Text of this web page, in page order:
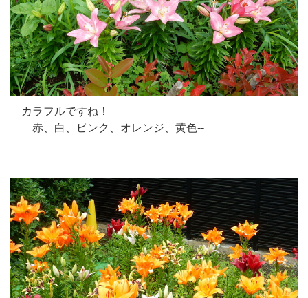
カラフルですね！
赤、白、ピンク、オレンジ、黄色--